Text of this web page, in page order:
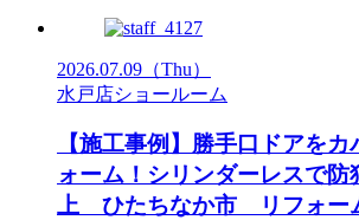
2026.07.09 （Thu）
水戸店ショールーム
【施工事例】勝手口ドアを
ォーム！シリンダーレスで防
上 ひたちなか市 リフォー